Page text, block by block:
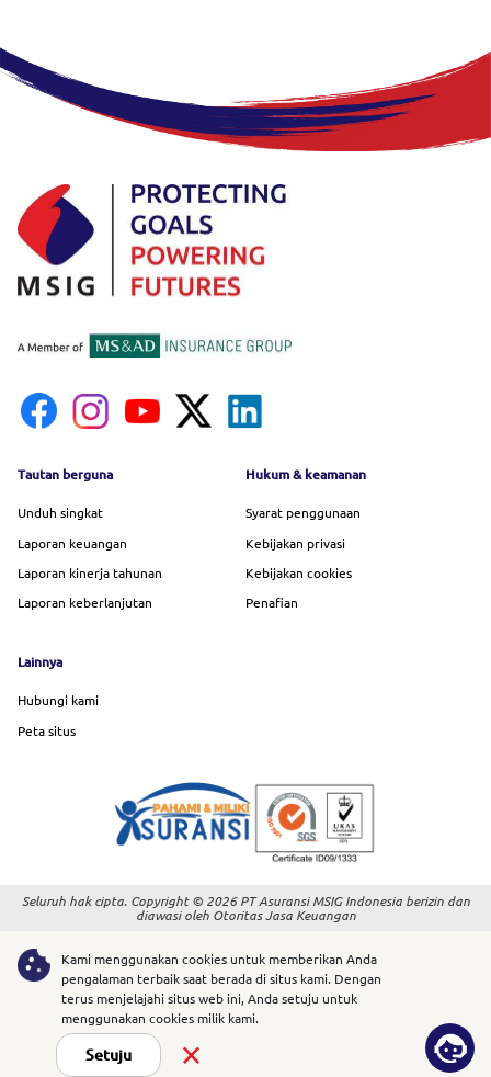
Footer menu
Tautan berguna
Unduh singkat
Laporan keuangan
Laporan kinerja tahunan
Laporan keberlanjutan
Hukum & keamanan
Syarat penggunaan
Kebijakan privasi
Kebijakan cookies
Penafian
Lainnya
Hubungi kami
Peta situs
Seluruh hak cipta. Copyright © 2026 PT Asuransi MSIG Indonesia berizin dan
diawasi oleh Otoritas Jasa Keuangan
Kami menggunakan cookies untuk memberikan Anda
pengalaman terbaik saat berada di situs kami. Dengan
terus menjelajahi situs web ini, Anda setuju untuk
menggunakan cookies milik kami.
Setuju